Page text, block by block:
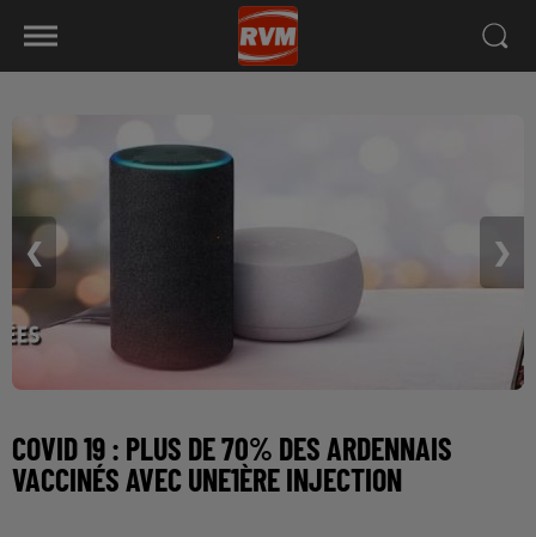
❮ ❯
COVID 19 : PLUS DE 70% DES ARDENNAIS
VACCINÉS AVEC UNE1ÈRE INJECTION